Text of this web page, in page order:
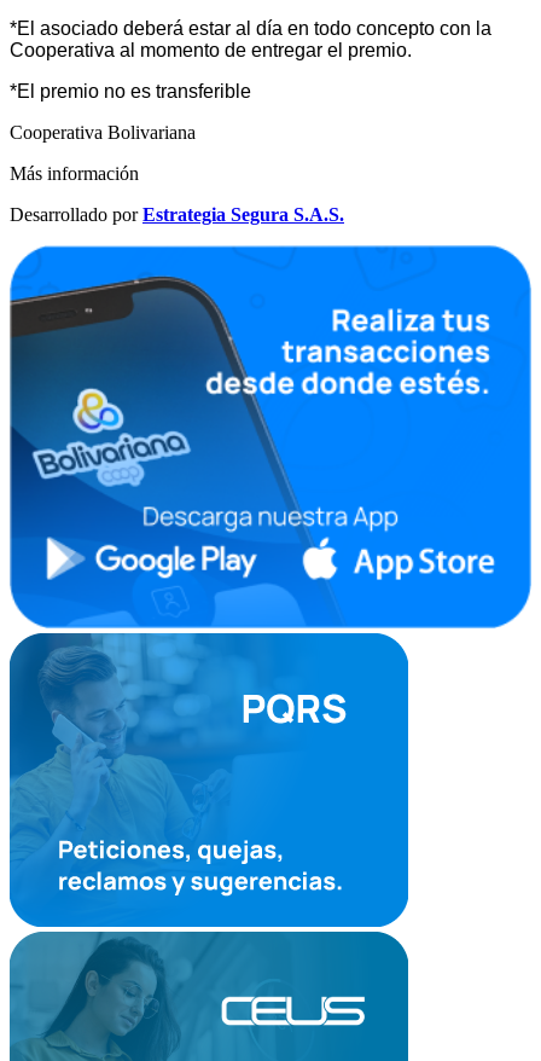
*El asociado deberá estar al día en todo concepto con la
Cooperativa al momento de entregar el premio.
*El premio no es transferible
Cooperativa Bolivariana
Más información
Desarrollado porEstrategia Segura S.A.S.